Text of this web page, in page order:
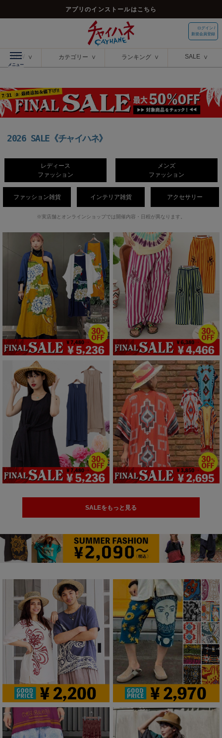
アプリのインストールはこちら
ログイン /
新規会員登録
NEW カテゴリー ランキング SALE
2026 SALE《チャイハネ》
レディース
ファッション
メンズ
ファッション
ファッション雑貨 インテリア雑貨 アクセサリー
※実店舗とオンラインショップでは開催内容・日程が異なります。
SALEをもっと見る